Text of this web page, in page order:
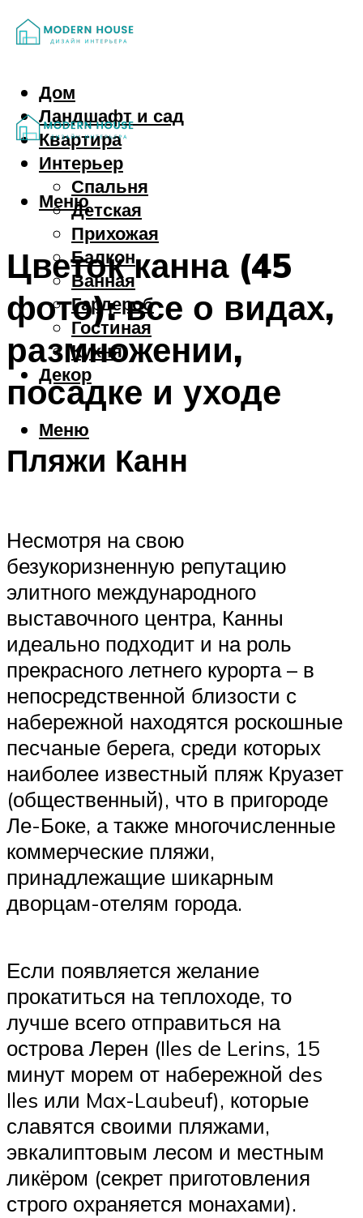
Дом
Ландшафт и сад
Квартира
Интерьер
Спальня
Детская
Прихожая
Балкон
Ванная
Гардероб
Гостиная
Кухня
Декор
Меню
Меню
Цветок канна (45
фото): все о видах,
размножении,
посадке и уходе
Пляжи Канн
Несмотря на свою
безукоризненную репутацию
элитного международного
выставочного центра, Канны
идеально подходит и на роль
прекрасного летнего курорта – в
непосредственной близости с
набережной находятся роскошные
песчаные берега, среди которых
наиболее известный пляж Круазет
(общественный), что в пригороде
Ле-Боке, а также многочисленные
коммерческие пляжи,
принадлежащие шикарным
дворцам-отелям города.
Если появляется желание
прокатиться на теплоходе, то
лучше всего отправиться на
острова Лерен (Iles de Lerins, 15
минут морем от набережной des
Iles или Max-Laubeuf), которые
славятся своими пляжами,
эвкалиптовым лесом и местным
ликёром (секрет приготовления
строго охраняется монахами).